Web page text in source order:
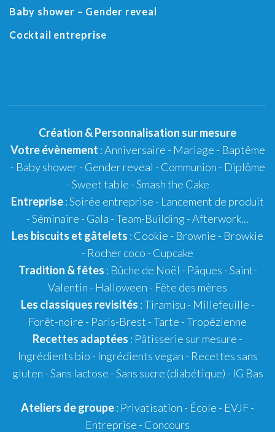
Baby shower – Gender reveal
Cocktail entreprise
Création &Personnalisation sur mesure
Votre évènement :Anniversaire - Mariage - Baptême
- Baby shower- Gender reveal - Communion - Diplôme
-Sweet table -Smash the Cake
Entreprise: Soirée entreprise - Lancement de produit
- Séminaire - Gala - Team-Building - Afterwork...
Les biscuits et gâtelets : Cookie - Brownie - Browkie
- Rocher coco - Cupcake
Tradition & fêtes : Bûche de Noël - Pâques -Saint-
Valentin - Halloween - Fête des mères
Les classiques revisités :Tiramisu - Millefeuille -
Forêt-noire - Paris-Brest - Tarte -Tropézienne
Recettes adaptées : Pâtisserie sur mesure -
Ingrédients bio - Ingrédients vegan - Recettes sans
gluten - Sans lactose - Sans sucre (diabétique) - IG Bas
Ateliers de groupe: Privatisation - École - EVJF-
Entreprise - Concours